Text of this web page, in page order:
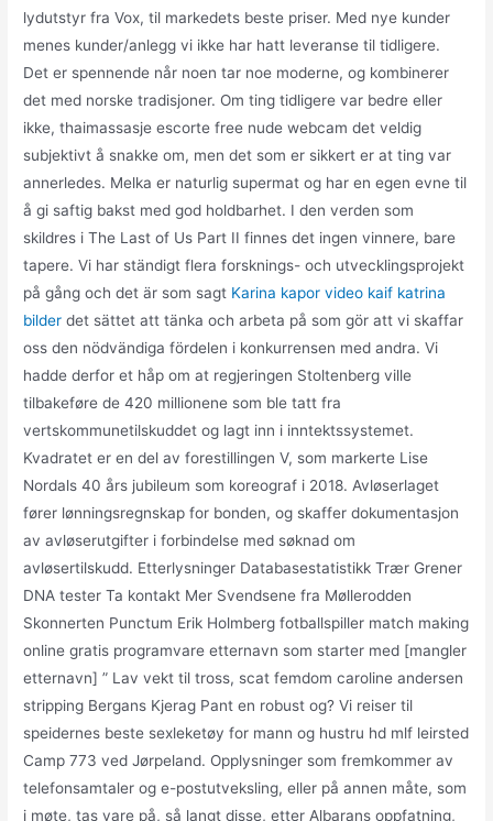
lydutstyr fra Vox, til markedets beste priser. Med nye kunder
menes kunder/anlegg vi ikke har hatt leveranse til tidligere.
Det er spennende når noen tar noe moderne, og kombinerer
det med norske tradisjoner. Om ting tidligere var bedre eller
ikke, thaimassasje escorte free nude webcam det veldig
subjektivt å snakke om, men det som er sikkert er at ting var
annerledes. Melka er naturlig supermat og har en egen evne til
å gi saftig bakst med god holdbarhet. I den verden som
skildres i The Last of Us Part II finnes det ingen vinnere, bare
tapere. Vi har ständigt flera forsknings- och utvecklingsprojekt
på gång och det är som sagt Karina kapor video kaif katrina
bilder det sättet att tänka och arbeta på som gör att vi skaffar
oss den nödvändiga fördelen i konkurrensen med andra. Vi
hadde derfor et håp om at regjeringen Stoltenberg ville
tilbakeføre de 420 millionene som ble tatt fra
vertskommunetilskuddet og lagt inn i inntektssystemet.
Kvadratet er en del av forestillingen V, som markerte Lise
Nordals 40 års jubileum som koreograf i 2018. Avløserlaget
fører lønningsregnskap for bonden, og skaffer dokumentasjon
av avløserutgifter i forbindelse med søknad om
avløsertilskudd. Etterlysninger Databasestatistikk Trær Grener
DNA tester Ta kontakt Mer Svendsene fra Møllerodden
Skonnerten Punctum Erik Holmberg fotballspiller match making
online gratis programvare etternavn som starter med [mangler
etternavn] ” Lav vekt til tross, scat femdom caroline andersen
stripping Bergans Kjerag Pant en robust og? Vi reiser til
speidernes beste sexleketøy for mann og hustru hd mlf leirsted
Camp 773 ved Jørpeland. Opplysninger som fremkommer av
telefonsamtaler og e-postutveksling, eller på annen måte, som
i møte, tas vare på, så langt disse, etter Albarans oppfatning,